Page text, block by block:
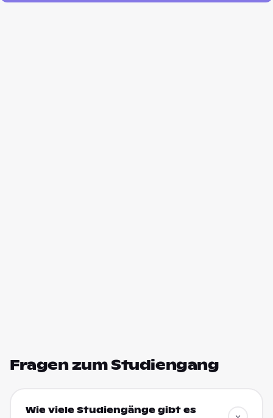
Fragen zum Studiengang
Wie viele Studiengänge gibt es